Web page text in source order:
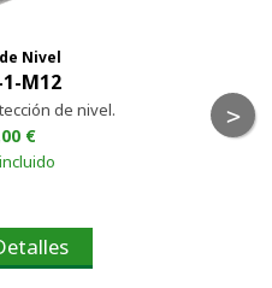
Nivel
1-M12
de nivel.
€
>